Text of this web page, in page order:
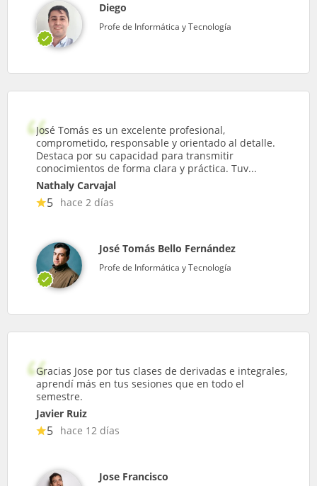
Diego
Profe de Informática y Tecnología
José Tomás es un excelente profesional,
comprometido, responsable y orientado al detalle.
Destaca por su capacidad para transmitir
conocimientos de forma clara y práctica. Tuv...
Nathaly Carvajal
5 hace 2 días
José Tomás Bello Fernández
Profe de Informática y Tecnología
Gracias Jose por tus clases de derivadas e integrales,
aprendí más en tus sesiones que en todo el
semestre.
Javier Ruiz
5 hace 12 días
Jose Francisco